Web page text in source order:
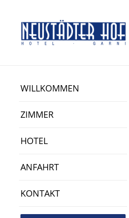
WILLKOMMEN
ZIMMER
HOTEL
ANFAHRT
KONTAKT